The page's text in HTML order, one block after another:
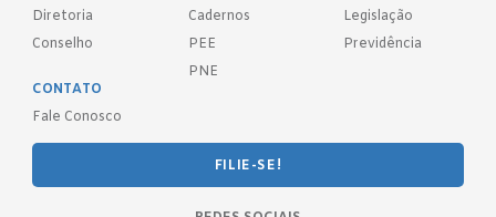
Diretoria
Conselho
Cadernos
PEE
PNE
Legislação
Previdência
CONTATO
Fale Conosco
FILIE-SE!